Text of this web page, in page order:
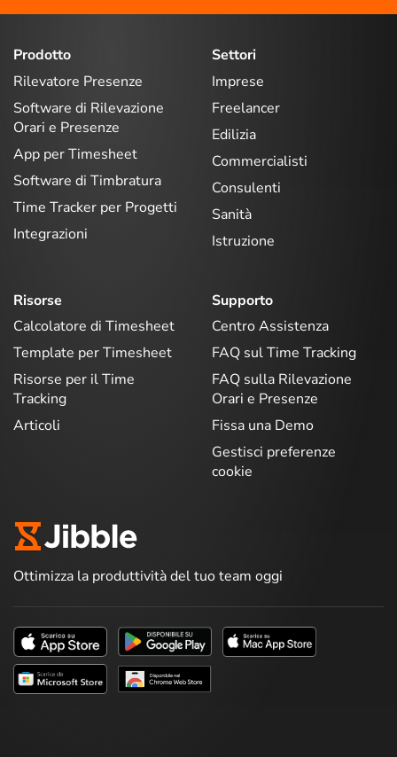
Prodotto
Rilevatore Presenze
Software di Rilevazione
Orari e Presenze
App per Timesheet
Software di Timbratura
Time Tracker per Progetti
Integrazioni
Settori
Imprese
Freelancer
Edilizia
Commercialisti
Consulenti
Sanità
Istruzione
Risorse
Calcolatore di Timesheet
Template per Timesheet
Risorse per il Time
Tracking
Articoli
Supporto
Centro Assistenza
FAQ sul Time Tracking
FAQ sulla Rilevazione
Orari e Presenze
Fissa una Demo
Gestisci preferenze
cookie
Ottimizza la produttività del tuo team oggi